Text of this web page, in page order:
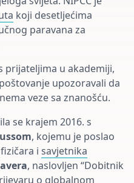
koji desetljećima
paravana za
prijateljima u akademiji,
upozoravali da
veze sa znanošću.
se krajem 2016. s
, kojemu je poslao
i savjetnika
, naslovljen “Dobitnik
o globalnom